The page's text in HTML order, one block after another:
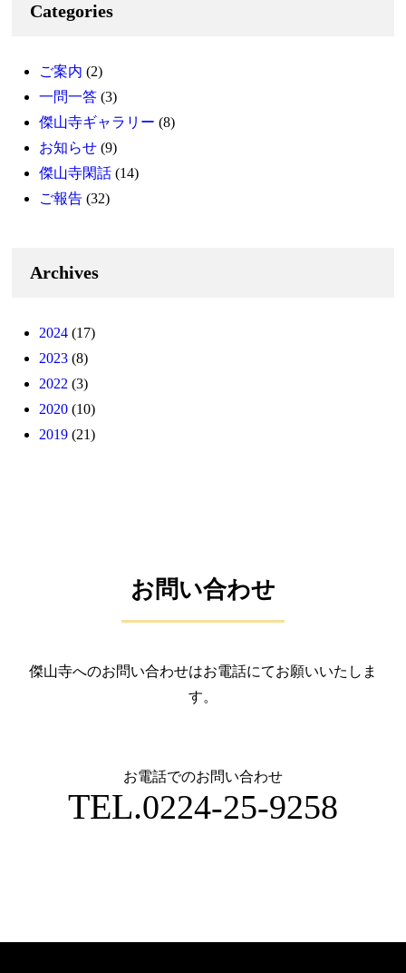
Categories
ご案内 (2)
一問一答 (3)
傑山寺ギャラリー (8)
お知らせ (9)
傑山寺閑話 (14)
ご報告 (32)
Archives
2024 (17)
2023 (8)
2022 (3)
2020 (10)
2019 (21)
お問い合わせ
傑山寺へのお問い合わせはお電話にてお願いいたしま
す。
お電話でのお問い合わせ
TEL.0224-25-9258